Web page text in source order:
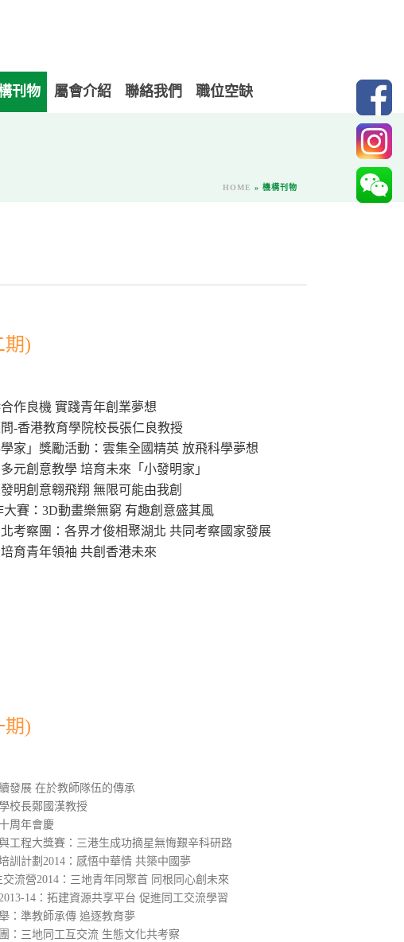
刊物 屬會介紹 聯絡我們 職位空缺
HOME » 機構刊物
期)
作良機 實踐青年創業夢想
-香港教育學院校長張仁良教授
家」獎勵活動：雲集全國精英 放飛科學夢想
元創意教學 培育未來「小發明家」
明創意翱飛翔 無限可能由我創
賽：3D動畫樂無窮 有趣創意盛其風
考察團：各界才俊相聚湖北 共同考察國家發展
育青年領袖 共創香港未來
期)
發展 在於教師隊伍的傳承
校長鄭國漢教授
周年會慶
工程大獎賽：三港生成功摘星無悔艱辛科研路
訓計劃2014：感悟中華情 共築中國夢
流營2014：三地青年同聚首 同根同心創未來
14：拓建資源共享平台 促進同工交流學習
：準教師承傳 追逐教育夢
：三地同工互交流 生態文化共考察